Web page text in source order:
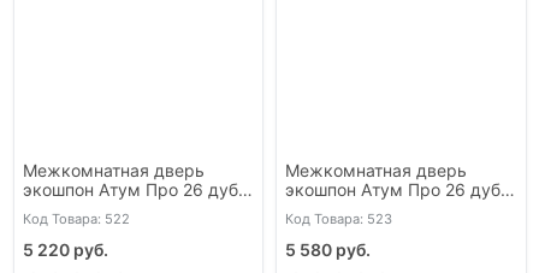
Межкомнатная дверь
экошпон Атум Про 26 дуб
каменный со стеклом
Код Товара: 522
5 220 руб.
Межкомнатная дверь
экошпон Атум Про 26 дуб
каменный со стеклом
лакобель чёрный
Код Товара: 523
5 580 руб.